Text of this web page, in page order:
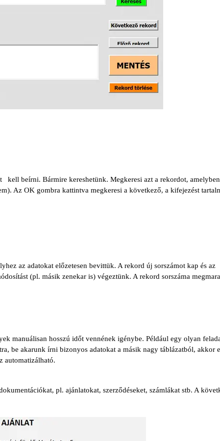
beírni. Bármire kereshetünk. Megkeresi azt a rekordot, amelyben
Az OK gombra kattintva megkeresi a következő, a kifejezést
az adatokat előzetesen bevittük. A rekord új sorszámot kap és
(pl. másik zenekar is) végeztünk. A rekord sorszáma
manuálisan hosszú időt vennének igénybe. Például egy olyan
be akarunk írni bizonyos adatokat a másik nagy táblázatból, akkor
automatizálható.
pl. ajánlatokat, szerződéseket, számlákat stb. A